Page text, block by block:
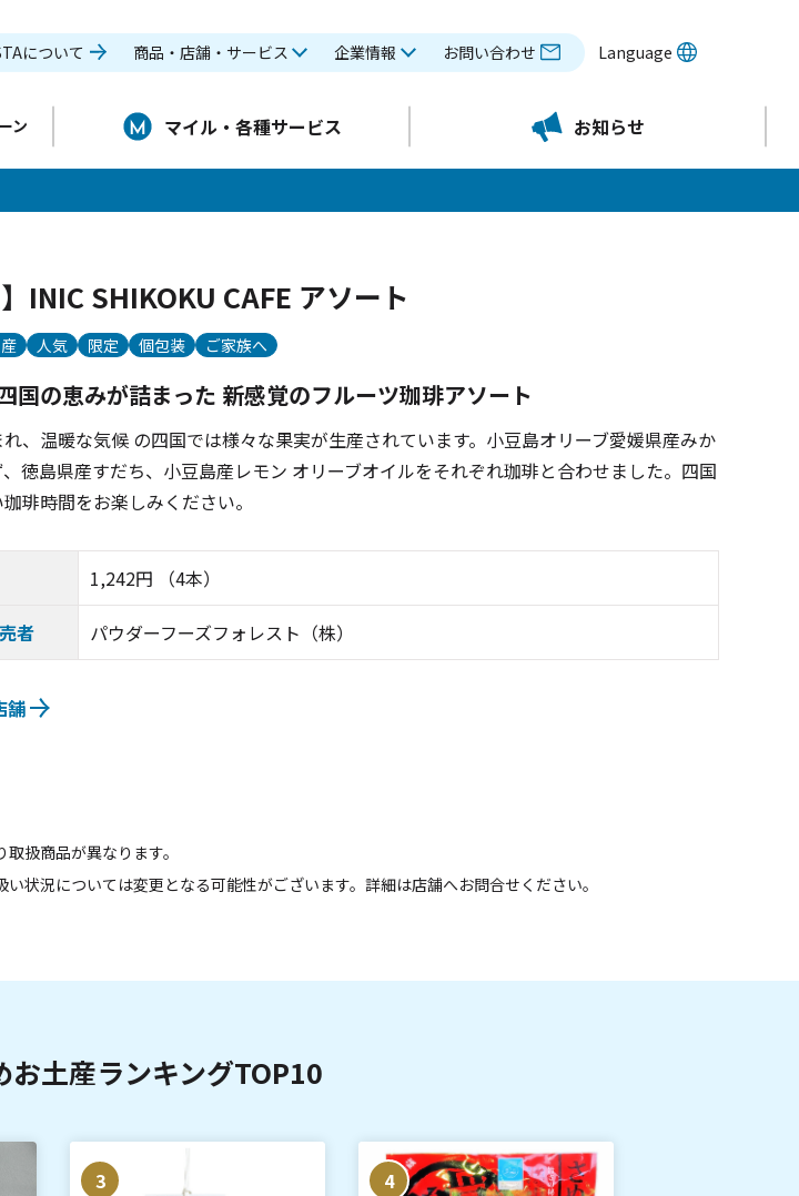
について 商品・店舗・サービス 企業情報 お問い合わせ Language
ン マイル・各種サービス お知らせ
】INIC SHIKOKU CAFE アソート
人気 限定 個包装 ご家族へ
国の恵みが詰まった 新感覚のフルーツ珈琲アソート
、温暖な気候 の四国では様々な果実が生産されています。小豆島オリーブ愛媛県産みか
徳島県産すだち、小豆島産レモン オリーブオイルをそれぞれ珈琲と合わせました。四国
琲時間をお楽しみください。
1,242円 （4本）
者 パウダーフーズフォレスト（株）
舗
扱商品が異なります。
い状況については変更となる可能性がございます。詳細は店舗へお問合せください。
お土産ランキングTOP10
3 4